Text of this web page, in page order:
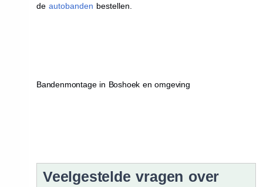
de autobanden bestellen.
Bandenmontage in Boshoek en omgeving
Veelgestelde vragen over